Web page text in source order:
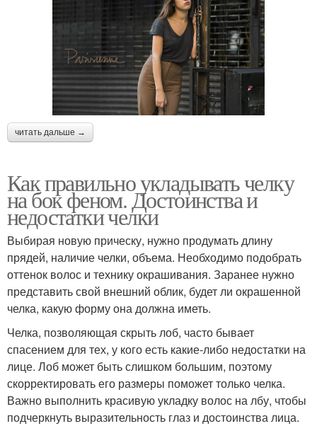
читать дальше →
Как правильно укладывать челку
на бок феном. Достоинства и
недостатки челки
Выбирая новую прическу, нужно продумать длину
прядей, наличие челки, объема. Необходимо подобрать
оттенок волос и технику окрашивания. Заранее нужно
представить свой внешний облик, будет ли окрашенной
челка, какую форму она должна иметь.
Челка, позволяющая скрыть лоб, часто бывает
спасением для тех, у кого есть какие-либо недостатки на
лице. Лоб может быть слишком большим, поэтому
скорректировать его размеры поможет только челка.
Важно выполнить красивую укладку волос на лбу, чтобы
подчеркнуть выразительность глаз и достоинства лица.